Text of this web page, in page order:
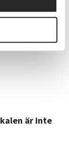
är inte